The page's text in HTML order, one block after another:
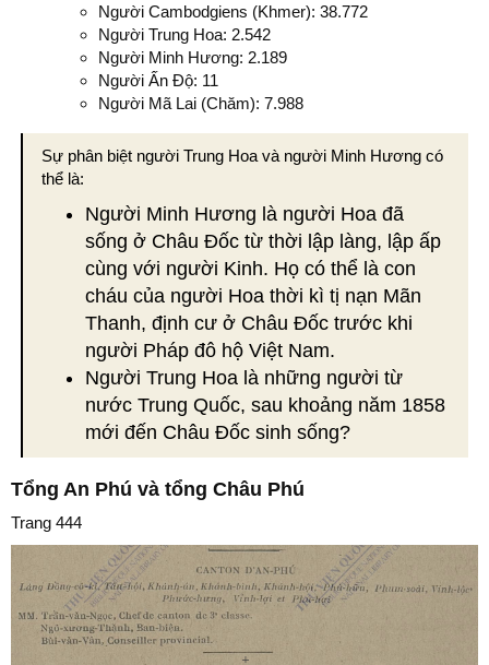
Người Cambodgiens (Khmer): 38.772
Người Trung Hoa: 2.542
Người Minh Hương: 2.189
Người Ấn Độ: 11
Người Mã Lai (Chăm): 7.988
Sự phân biệt người Trung Hoa và người Minh Hương có
thể là:
Người Minh Hương là người Hoa đã
sống ở Châu Đốc từ thời lập làng, lập ấp
cùng với người Kinh. Họ có thể là con
cháu của người Hoa thời kì tị nạn Mãn
Thanh, định cư ở Châu Đốc trước khi
người Pháp đô hộ Việt Nam.
Người Trung Hoa là những người từ
nước Trung Quốc, sau khoảng năm 1858
mới đến Châu Đốc sinh sống?
Tổng An Phú và tổng Châu Phú
Trang 444